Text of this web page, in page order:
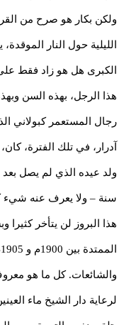
ولكن بكار هو صرح من
الليلية حول النار
الكبرى هل هو زاد فقط على 90 سنة أم أنه بالفعل تجاوز
رجال المستعمر كبولاني
آدرار، في تلك الفترة،
سنة – ولا يعرف عنه شيء
هذا البروز لن يتأخر
والشائعات. كل ما هو
لرعاية دار الشيخ ماء